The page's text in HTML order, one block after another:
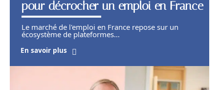
pour décrocher un emploi en France
Le marché de l'emploi en France repose sur un
écosystème de plateformes…
En savoir plus